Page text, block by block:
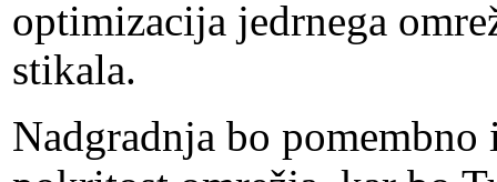
optimizacija jedrnega
stikala.
Nadgradnja bo